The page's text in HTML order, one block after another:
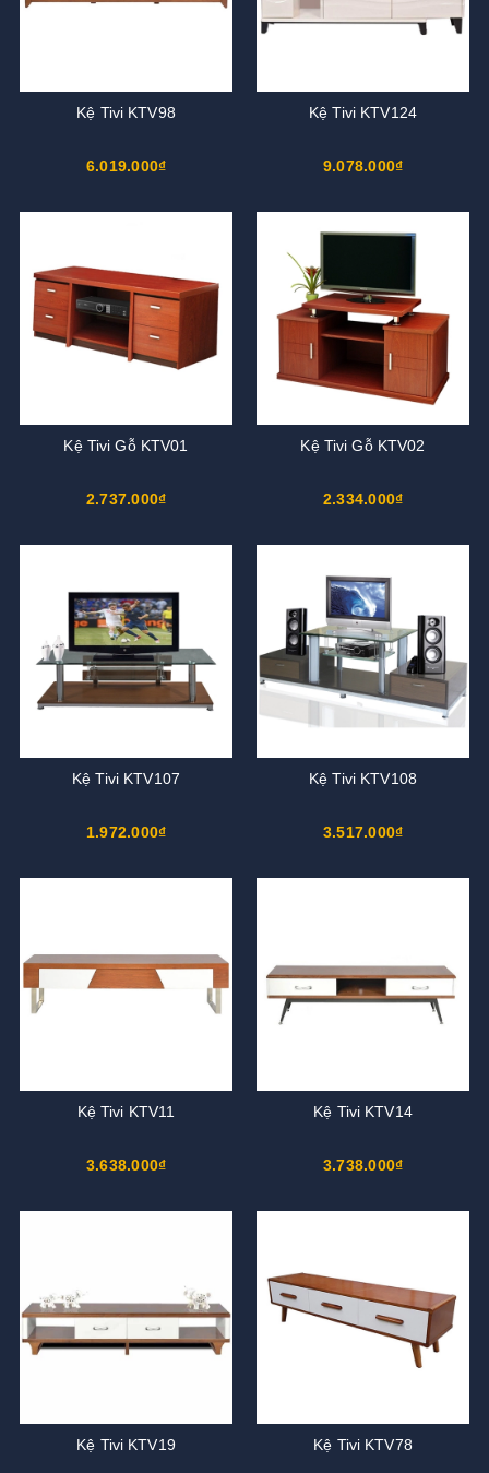
Kệ Tivi KTV98
6.019.000₫
Kệ Tivi KTV124
9.078.000₫
Kệ Tivi Gỗ KTV01
2.737.000₫
Kệ Tivi Gỗ KTV02
2.334.000₫
Kệ Tivi KTV107
1.972.000₫
Kệ Tivi KTV108
3.517.000₫
Kệ Tivi KTV11
3.638.000₫
Kệ Tivi KTV14
3.738.000₫
Kệ Tivi KTV19 Kệ Tivi KTV78